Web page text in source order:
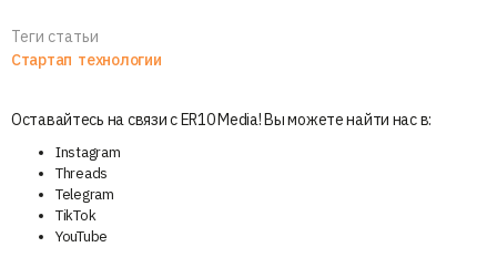
Теги статьи
Стартап технологии
Оставайтесь на связи с ER10 Media! Вы можете найти нас в:
Instagram
Threads
Telegram
TikTok
YouTube